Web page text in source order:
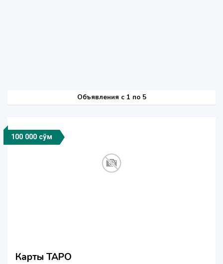
Объявления c 1 по 5
100 000 сўм
Карты ТАРО